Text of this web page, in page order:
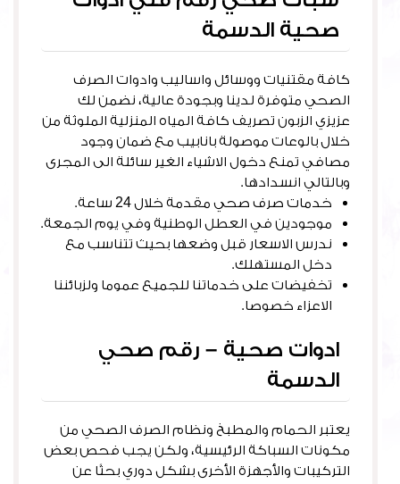
صحية الدسمة
كافة مقتنيات ووسائل واساليب وادوات الصرف
الصحي متوفرة لدينا وبجودة عالية، نضمن لك
عزيزي الزبون تصريف كافة المياه المنزلية الملوثة من
خلال بالوعات موصولة بانابيب مع ضمان وجود
مصافي تمنع دخول الاشياء الغير سائلة الى المجرى
وبالتالي انسدادها.
خدمات صرف صحي مقدمة خلال 24 ساعة.
موجودين في العطل الوطنية وفي يوم الجمعة.
ندرس الاسعار قبل وضعها بحيث تتناسب مع
دخل المستهلك.
تخفيضات على خدماتنا للجميع عموما ولزبائننا
الاعزاء خصوصا.
ادوات صحية – رقم صحي
الدسمة
يعتبر الحمام والمطبخ ونظام الصرف الصحي من
مكونات السباكة الرئيسية، ولكن يجب فحص بعض
التركيبات والأجهزة الأخرى بشكل دوري بحثًا عن